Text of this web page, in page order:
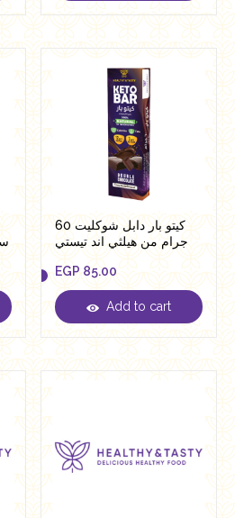
كيتو بار دابل شوكليت 60
جرام من هيلثي اند تيستي
EGP 85.00
EGP 85.00
Add to cart